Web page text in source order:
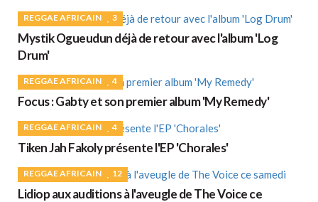
REGGAE AFRICAIN 3
Mystik Ogueudun déjà de retour avec l'album 'Log
Drum'
REGGAE AFRICAIN 4
Focus : Gabty et son premier album 'My Remedy'
REGGAE AFRICAIN 4
Tiken Jah Fakoly présente l'EP 'Chorales'
REGGAE AFRICAIN 12
Lidiop aux auditions à l'aveugle de The Voice ce